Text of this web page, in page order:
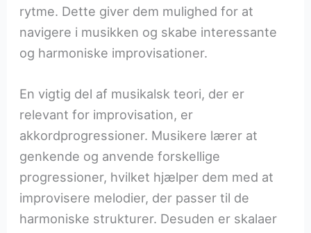
rytme. Dette giver dem mulighed for at
navigere i musikken og skabe interessante
og harmoniske improvisationer.
En vigtig del af musikalsk teori, der er
relevant for improvisation, er
akkordprogressioner. Musikere lærer at
genkende og anvende forskellige
progressioner, hvilket hjælper dem med at
improvisere melodier, der passer til de
harmoniske strukturer. Desuden er skalaer